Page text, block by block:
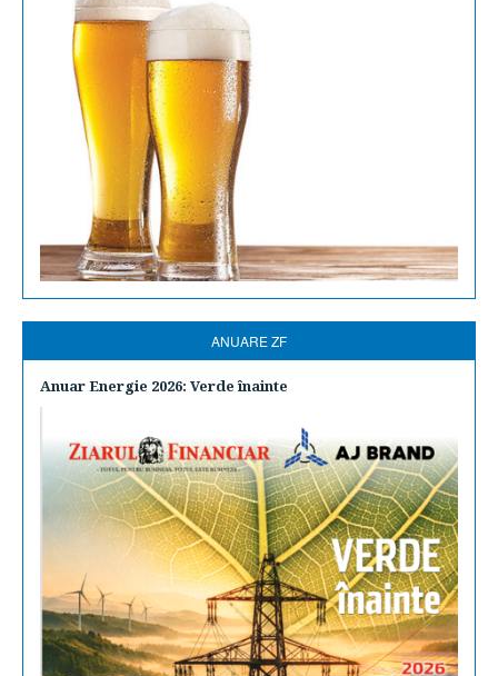
ANUARE ZF
Anuar Energie 2026: Verde înainte